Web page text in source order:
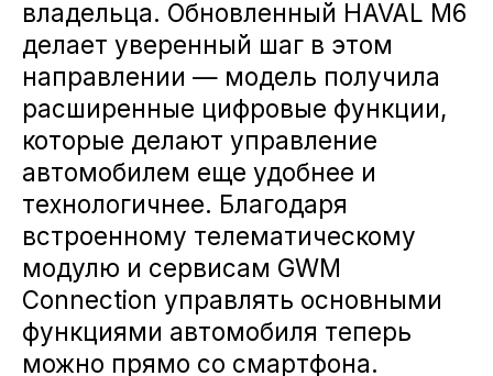
Для HAVAL M6 2026 года
производства стал доступен
фирменный комплекс цифровых
сервисов GWM Connection. Он
позволяет владельцу оставаться на
связи с автомобилем
Новый уровень
цифровизации HAVAL M6
Теперь HAVAL M6 сочетает в себе
практичность семейного
кроссовера и современные
интеллектуальные решения,
повышающие комфорт и
безопасность.